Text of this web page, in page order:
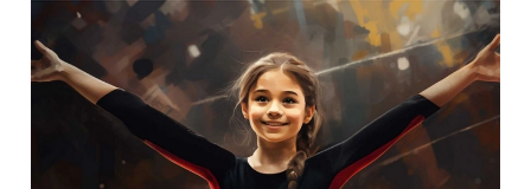
Mit einer umfassenden Transformation die Zukunft